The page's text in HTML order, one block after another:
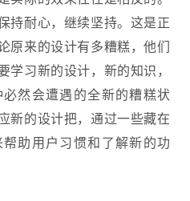
持耐心，继续坚持。这是正
原来的设计有多糟糕，他们
习新的设计，新的知识，
然会遭遇的全新的糟糕状
新的设计把，通过一些藏在
助用户习惯和了解新的功